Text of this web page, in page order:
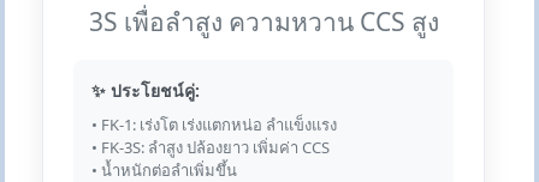
3S เพื่อลำสูง ความหวาน CCS สูง
✨ ประโยชน์คู่:
• FK-1: เร่งโต เร่งแตกหน่อ ลำแข็งแรง
• FK-3S: ลำสูง ปล้องยาว เพิ่มค่า CCS
• น้ำหนักต่อลำเพิ่มขึ้น